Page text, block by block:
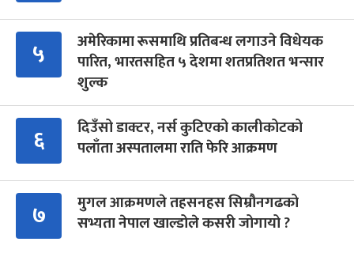
५
अमेरिकामा रूसमाथि प्रतिबन्ध लगाउने विधेयक
पारित, भारतसहित ५ देशमा शतप्रतिशत भन्सार
शुल्क
६
दिउँसो डाक्टर, नर्स कुटिएको कालीकोटको
पलाँता अस्पतालमा राति फेरि आक्रमण
७
मुगल आक्रमणले तहसनहस सिम्रौनगढको
सभ्यता नेपाल खाल्डोले कसरी जोगायो ?